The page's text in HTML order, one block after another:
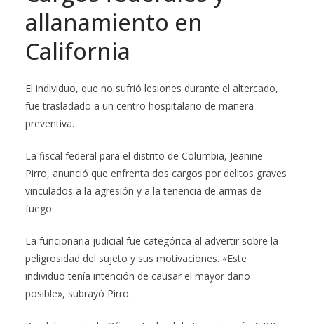
allanamiento en
California
El individuo, que no sufrió lesiones durante el altercado,
fue trasladado a un centro hospitalario de manera
preventiva.
La fiscal federal para el distrito de Columbia, Jeanine
Pirro, anunció que enfrenta dos cargos por delitos graves
vinculados a la agresión y a la tenencia de armas de
fuego.
La funcionaria judicial fue categórica al advertir sobre la
peligrosidad del sujeto y sus motivaciones. «Este
individuo tenía intención de causar el mayor daño
posible», subrayó Pirro.